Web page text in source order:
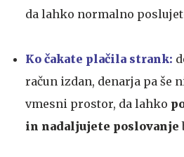
da lahko normalno
Ko čakate plačila strank:
račun izdan, denarja pa še
vmesni prostor, da lahko
in nadaljujete poslovanje